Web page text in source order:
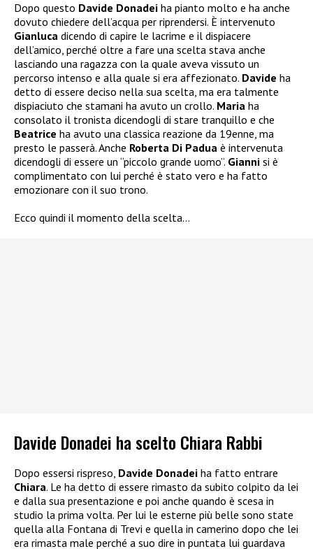
Dopo questo Davide Donadei ha pianto molto e ha anche
dovuto chiedere dell’acqua per riprendersi. È intervenuto
Gianluca dicendo di capire le lacrime e il dispiacere
dell’amico, perché oltre a fare una scelta stava anche
lasciando una ragazza con la quale aveva vissuto un
percorso intenso e alla quale si era affezionato. Davide ha
detto di essere deciso nella sua scelta, ma era talmente
dispiaciuto che stamani ha avuto un crollo. Maria ha
consolato il tronista dicendogli di stare tranquillo e che
Beatrice ha avuto una classica reazione da 19enne, ma
presto le passerà. Anche Roberta Di Padua è intervenuta
dicendogli di essere un “piccolo grande uomo”. Gianni si è
complimentato con lui perché è stato vero e ha fatto
emozionare con il suo trono.
Ecco quindi il momento della scelta…
Davide Donadei ha scelto Chiara Rabbi
Dopo essersi rispreso, Davide Donadei ha fatto entrare
Chiara. Le ha detto di essere rimasto da subito colpito da lei
e dalla sua presentazione e poi anche quando è scesa in
studio la prima volta. Per lui le esterne più belle sono state
quella alla Fontana di Trevi e quella in camerino dopo che lei
era rimasta male perché a suo dire in puntata lui guardava